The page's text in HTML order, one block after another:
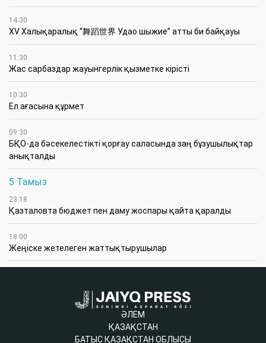
14:30
XV Халықаралық “舞蹈世界 Удао шыжие” атты би байқауы
11:30
Жас сарбаздар жауынгерлік қызметке кірісті
10:30
Ел ағасына құрмет
09:30
БҚО-да бәсекелестікті қорғау саласында заң бұзушылықтар
анықталды
5 Тамыз
23:18
Қазталовта бюджет пен даму жоспары қайта қаралды
18:00
Жеңіске жетелеген жаттықтырушылар
ӘЛЕМ
ҚАЗАҚСТАН
БАТЫС ҚАЗАҚСТАН ОБЛЫСЫ